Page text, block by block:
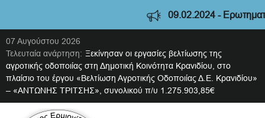
09.02.2024 -
07 Αυγούστου 2026
Τελευταία ανάρτηση: Ξεκίνησαν οι εργασίες βελτίωσης της
αγροτικής οδοποιίας στη Δημοτική Κοινότητα Κρανιδίου, στο
πλαίσιο του έργου «Βελτίωση Αγροτικής Οδοποιίας Δ.Ε. Κρανιδίου»
– «ΑΝΤΩΝΗΣ ΤΡΙΤΣΗΣ», συνολικού π/υ 1.275.903,85€